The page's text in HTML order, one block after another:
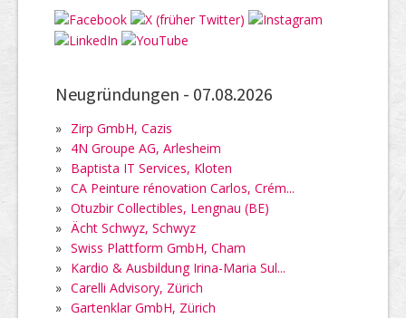
Neugründungen - 07.08.2026
» Zirp GmbH, Cazis
» 4N Groupe AG, Arlesheim
» Baptista IT Services, Kloten
» CA Peinture rénovation Carlos, Crém...
» Otuzbir Collectibles, Lengnau (BE)
» Ächt Schwyz, Schwyz
» Swiss Plattform GmbH, Cham
» Kardio & Ausbildung Irina-Maria Sul...
» Carelli Advisory, Zürich
» Gartenklar GmbH, Zürich